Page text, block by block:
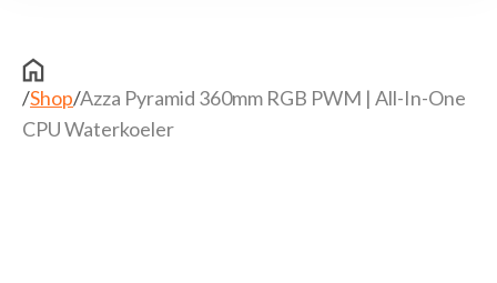
/Shop/Azza Pyramid 360mm RGB PWM | All-In-One
CPU Waterkoeler